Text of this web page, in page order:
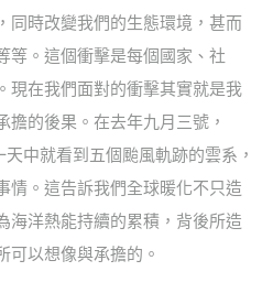
同時改變我們的生態環境，甚而
等。這個衝擊是每個國家、社
現在我們面對的衝擊其實就是我
擔的後果。在去年九月三號，
中就看到五個颱風軌跡的雲系，
情。這告訴我們全球暖化不只造
海洋熱能持續的累積，背後所造
可以想像與承擔的。